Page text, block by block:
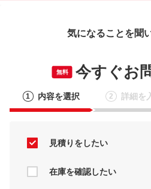
気になることを聞
無料 今すぐお
1 内容を選択 2 詳細を
見積りをしたい
在庫を確認したい